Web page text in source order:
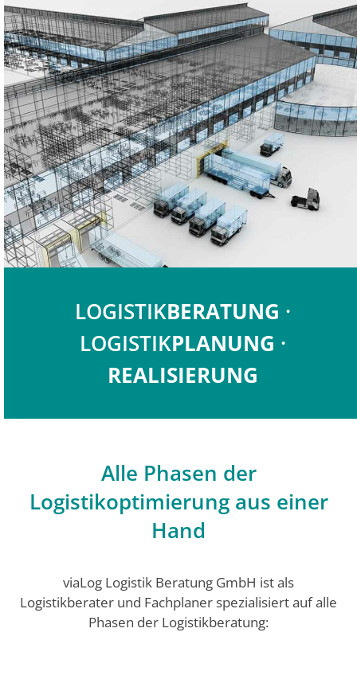
LOGISTIKBERATUNG ·
LOGISTIKPLANUNG ·
REALISIERUNG
Alle Phasen der
Logistikoptimierung aus einer
Hand
viaLog Logistik Beratung GmbH ist als
Logistikberater und Fachplaner spezialisiert auf alle
Phasen der Logistikberatung: